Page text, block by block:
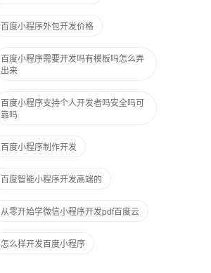
百度小程序外包开发价格
百度小程序需要开发吗有模板吗怎么弄
出来
百度小程序支持个人开发者吗安全吗可
靠吗
百度小程序制作开发
百度智能小程序开发高端的
从零开始学微信小程序开发pdf百度云
怎么样开发百度小程序